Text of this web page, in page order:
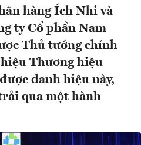
hàng Ích Nhi và
ty Cổ phần Nam
Thủ tướng chính
Thương hiệu
danh hiệu này,
qua một hành